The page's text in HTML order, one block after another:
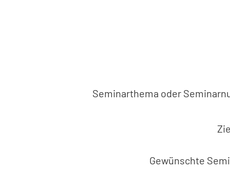
Seminarthema oder
Gewünschte